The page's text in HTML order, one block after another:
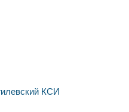
КСИ